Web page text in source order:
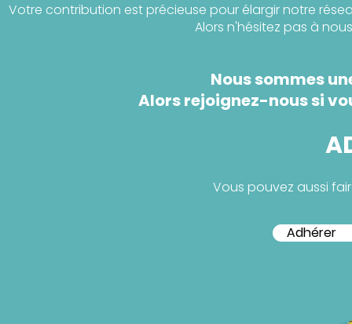
Votre contribution est précieuse pour élargir notre
Alors n'hésitez pas à
Nous sommes
Alors rejoignez-nous si
Vous pouvez aussi
Adhérer